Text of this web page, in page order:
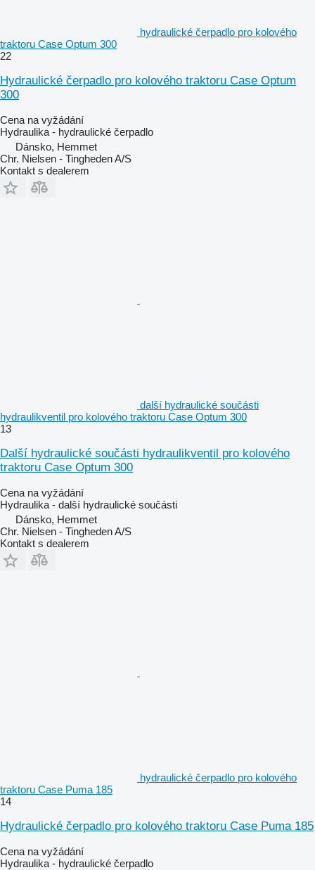
hydraulické čerpadlo pro kolového
traktoru Case Optum 300
22
Hydraulické čerpadlo pro kolového traktoru Case Optum
300
Cena na vyžádání
Hydraulika - hydraulické čerpadlo
Dánsko, Hemmet
Chr. Nielsen - Tingheden A/S
Kontakt s dealerem
další hydraulické součásti
hydraulikventil pro kolového traktoru Case Optum 300
13
Další hydraulické součásti hydraulikventil pro kolového
traktoru Case Optum 300
Cena na vyžádání
Hydraulika - další hydraulické součásti
Dánsko, Hemmet
Chr. Nielsen - Tingheden A/S
Kontakt s dealerem
hydraulické čerpadlo pro kolového
traktoru Case Puma 185
14
Hydraulické čerpadlo pro kolového traktoru Case Puma 185
Cena na vyžádání
Hydraulika - hydraulické čerpadlo